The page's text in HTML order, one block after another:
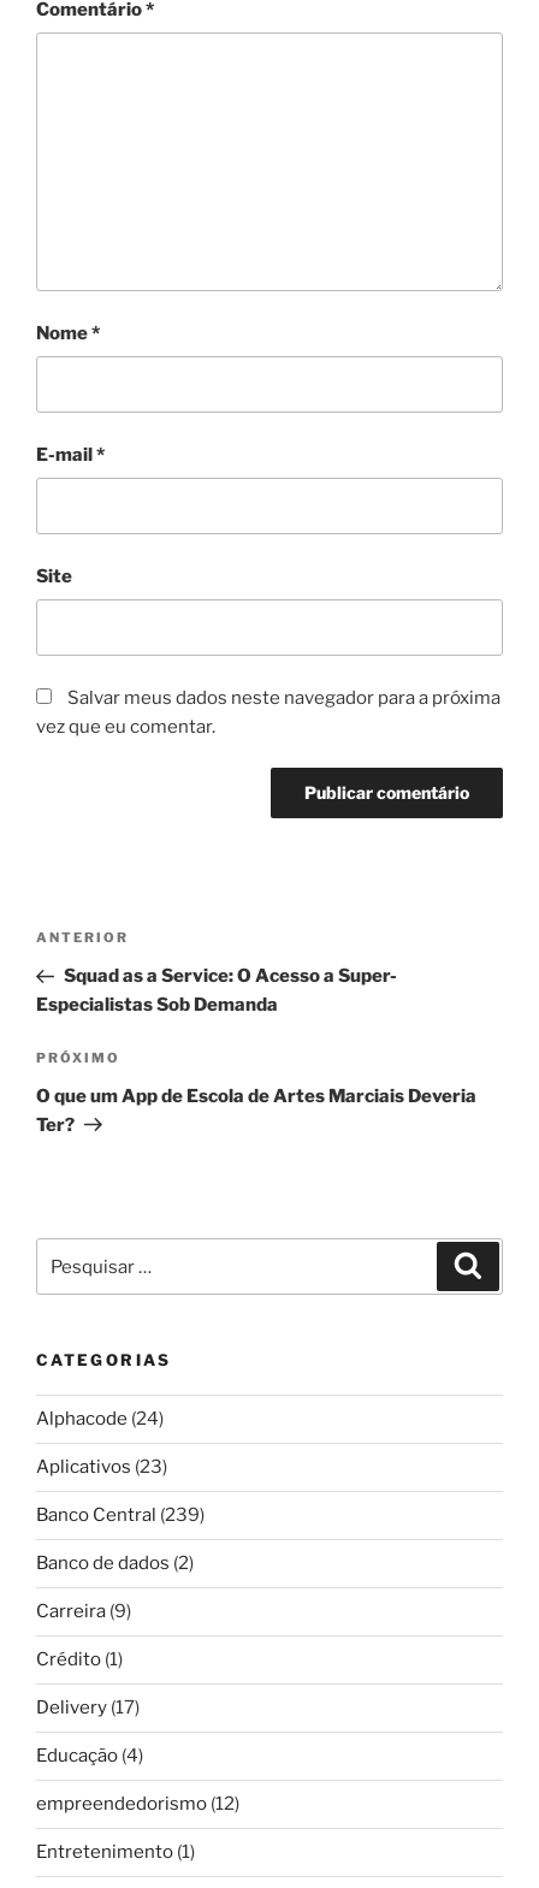
Comentário*
Nome*
E-mail*
Site
Salvar meus dados neste navegador para a próxima
vez que eu comentar.
Navegação
Post
Post
anterior
ANTERIOR
Squad as a Service: O Acesso a Super-
Especialistas Sob Demanda
Próximo
post
PRÓXIMO
O que um App de Escola de Artes Marciais Deveria
Ter?
por:
CATEGORIAS
Alphacode (24)
Aplicativos (23)
Banco Central (239)
Banco de dados (2)
Carreira (9)
Crédito (1)
Delivery (17)
Educação (4)
empreendedorismo (12)
Entretenimento (1)